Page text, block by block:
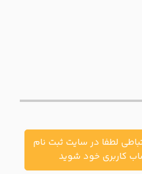
لطفا در سایت ثبت نام
کاربری خود شوید